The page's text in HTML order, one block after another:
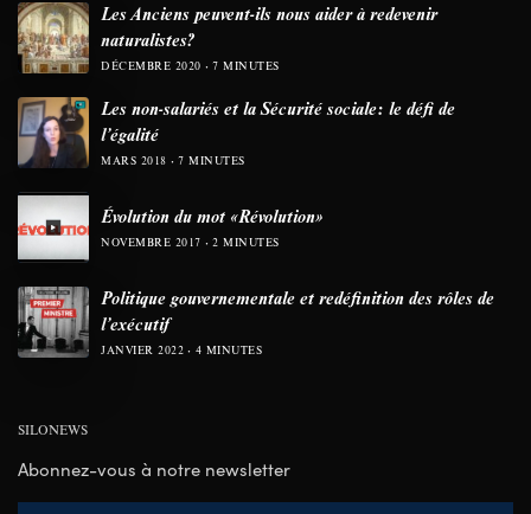
Les Anciens peuvent-ils nous aider à redevenir
naturalistes?
DÉCEMBRE 2020 7 MINUTES
Les non-salariés et la Sécurité sociale: le défi de
l’égalité
MARS 2018 7 MINUTES
Évolution du mot «Révolution»
NOVEMBRE 2017 2 MINUTES
Politique gouvernementale et redéfinition des rôles de
l’exécutif
JANVIER 2022 4 MINUTES
SILONEWS
Abonnez-vous à notre newsletter